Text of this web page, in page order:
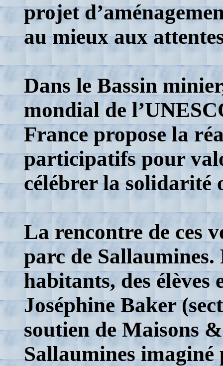
projet
au mieux aux
Dans le Bassin
mondial de
France propose la
participatifs pour
célébrer la solidarité
La rencontre de ces
parc de Sallaumines.
habitants, des élèves
Joséphine Baker
soutien de Maisons
Sallaumines